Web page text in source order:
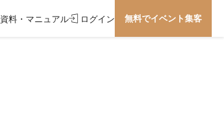
資料・マニュアル ログイン 無料でイベント集客